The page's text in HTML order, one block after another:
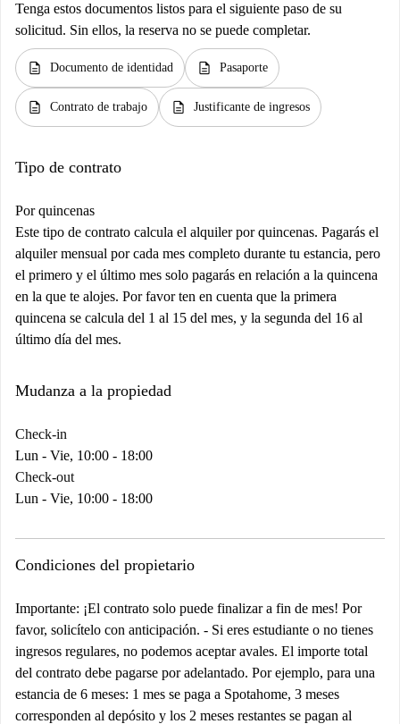
Tenga estos documentos listos para el siguiente paso de su
solicitud. Sin ellos, la reserva no se puede completar.
description Documento de identidad description Pasaporte
description Contrato de trabajo description Justificante de ingresos
Tipo de contrato
Por quincenas
Este tipo de contrato calcula el alquiler por quincenas. Pagarás el
alquiler mensual por cada mes completo durante tu estancia, pero
el primero y el último mes solo pagarás en relación a la quincena
en la que te alojes. Por favor ten en cuenta que la primera
quincena se calcula del 1 al 15 del mes, y la segunda del 16 al
último día del mes.
Mudanza a la propiedad
Check-in
Lun - Vie, 10:00 - 18:00
Check-out
Lun - Vie, 10:00 - 18:00
Condiciones del propietario
Importante: ¡El contrato solo puede finalizar a fin de mes! Por
favor, solicítelo con anticipación. - Si eres estudiante o no tienes
ingresos regulares, no podemos aceptar avales. El importe total
del contrato debe pagarse por adelantado. Por ejemplo, para una
estancia de 6 meses: 1 mes se paga a Spotahome, 3 meses
corresponden al depósito y los 2 meses restantes se pagan al